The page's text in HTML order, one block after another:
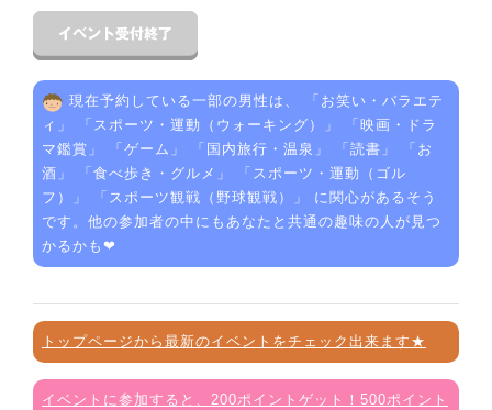
現在予約している一部の男性は、 「 お笑い・バラエテ
ィ 」 「 スポーツ・運動（ウォーキング） 」 「 映画・ドラ
マ鑑賞 」 「 ゲーム 」 「 国内旅行・温泉 」 「 読書 」 「 お
酒 」 「 食べ歩き・グルメ 」 「 スポーツ・運動（ゴル
フ）
」 「 スポーツ観戦（野球観戦）
」 に関心があるそう
です。他の参加者の中にもあなたと共通の趣味の人が見つ
かるかも❤
トップページから最新のイベントをチェック出来ます★
イベントに参加すると、200ポイントゲット！500ポイント